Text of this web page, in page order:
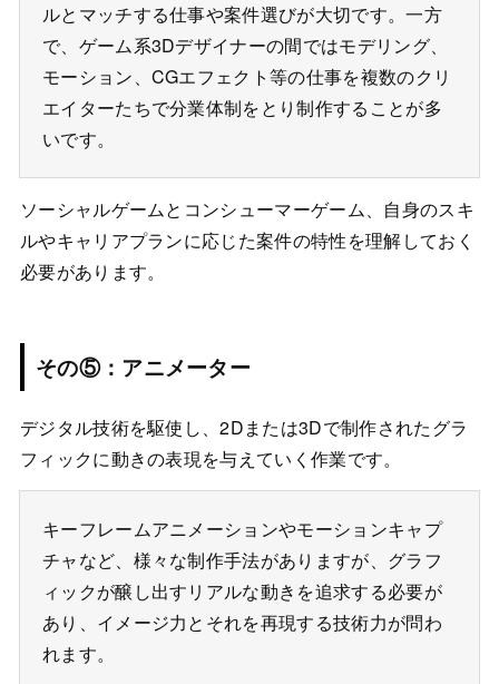
ルとマッチする仕事や案件選びが大切です。一方
で、ゲーム系3Dデザイナーの間ではモデリング、
モーション、CGエフェクト等の仕事を複数のクリ
エイターたちで分業体制をとり制作することが多
いです。
ソーシャルゲームとコンシューマーゲーム、自身のスキ
ルやキャリアプランに応じた案件の特性を理解しておく
必要があります。
その⑤：アニメーター
デジタル技術を駆使し、2Dまたは3Dで制作されたグラ
フィックに動きの表現を与えていく作業です。
キーフレームアニメーションやモーションキャプ
チャなど、様々な制作手法がありますが、グラフ
ィックが醸し出すリアルな動きを追求する必要が
あり、イメージ力とそれを再現する技術力が問わ
れます。